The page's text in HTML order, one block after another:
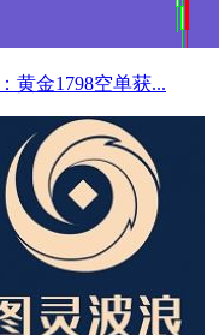
黄金1798空单获...